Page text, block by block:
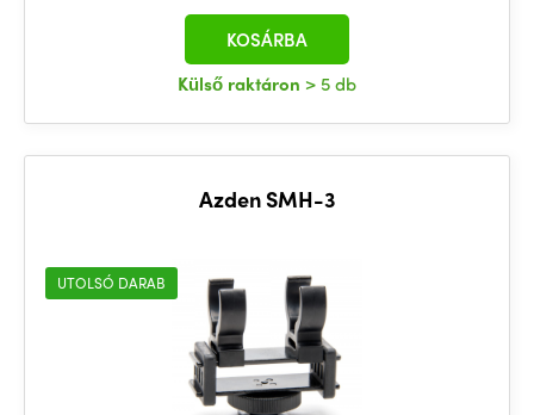
Külső raktáron > 5 db
KOSÁRBA
Azden SMH-3
UTOLSÓ DARAB